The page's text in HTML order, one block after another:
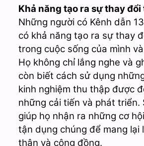
Khả năng tạo ra sự thay
Những người có Kênh dẫn
có khả năng tạo ra sự thay
trong cuộc sống của mình
Họ không chỉ lắng nghe và
còn biết cách sử dụng
kinh nghiệm thu thập được
những cải tiến và phát triển.
giúp họ nhận ra những cơ
tận dụng chúng để mang lại
thân và cộng đồng.